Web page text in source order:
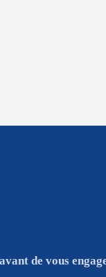
de vous